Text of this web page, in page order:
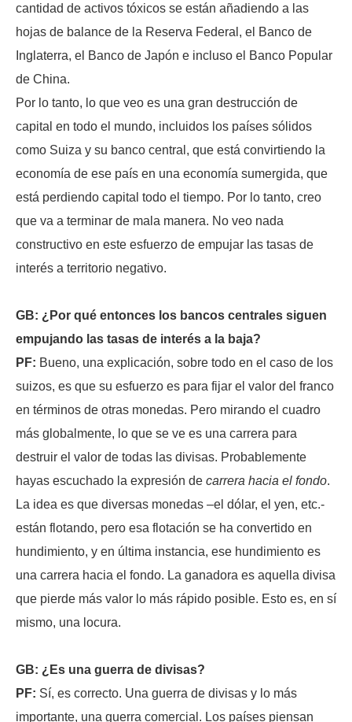
cantidad de activos tóxicos se están añadiendo a las
hojas de balance de la Reserva Federal, el Banco de
Inglaterra, el Banco de Japón e incluso el Banco Popular
de China.
Por lo tanto, lo que veo es una gran destrucción de
capital en todo el mundo, incluidos los países sólidos
como Suiza y su banco central, que está convirtiendo la
economía de ese país en una economía sumergida, que
está perdiendo capital todo el tiempo. Por lo tanto, creo
que va a terminar de mala manera. No veo nada
constructivo en este esfuerzo de empujar las tasas de
interés a territorio negativo.
GB: ¿Por qué entonces los bancos centrales siguen
empujando las tasas de interés a la baja?
PF: Bueno, una explicación, sobre todo en el caso de los
suizos, es que su esfuerzo es para fijar el valor del franco
en términos de otras monedas. Pero mirando el cuadro
más globalmente, lo que se ve es una carrera para
destruir el valor de todas las divisas. Probablemente
hayas escuchado la expresión de carrera hacia el fondo.
La idea es que diversas monedas –el dólar, el yen, etc.-
están flotando, pero esa flotación se ha convertido en
hundimiento, y en última instancia, ese hundimiento es
una carrera hacia el fondo. La ganadora es aquella divisa
que pierde más valor lo más rápido posible. Esto es, en sí
mismo, una locura.
GB: ¿Es una guerra de divisas?
PF: Sí, es correcto. Una guerra de divisas y lo más
importante, una guerra comercial. Los países piensan